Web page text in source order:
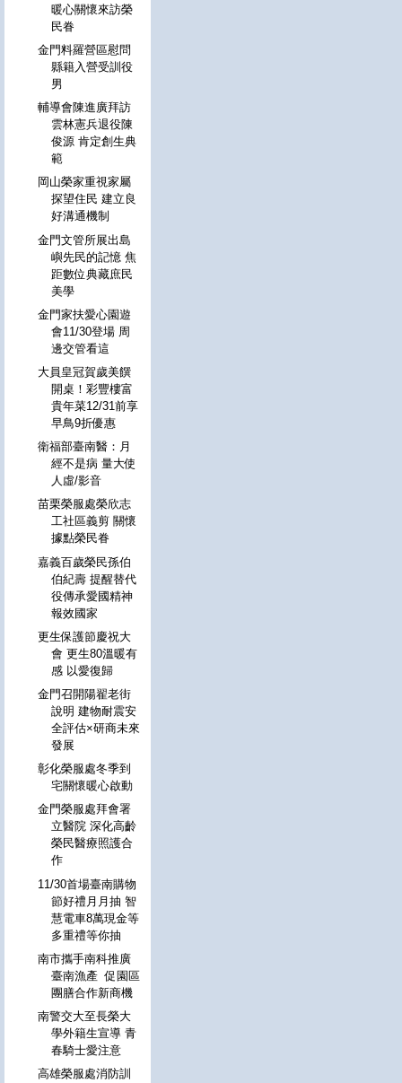
暖心關懷來訪榮
民眷
金門料羅營區慰問
縣籍入營受訓役
男
輔導會陳進廣拜訪
雲林憲兵退役陳
俊源 肯定創生典
範
岡山榮家重視家屬
探望住民 建立良
好溝通機制
金門文管所展出島
嶼先民的記憶 焦
距數位典藏庶民
美學
金門家扶愛心園遊
會11/30登場 周
邊交管看這
大員皇冠賀歲美饌
開桌！彩豐樓富
貴年菜12/31前享
早鳥9折優惠
衛福部臺南醫：月
經不是病 量大使
人虛/影音
苗栗榮服處榮欣志
工社區義剪 關懷
據點榮民眷
嘉義百歲榮民孫伯
伯紀壽 提醒替代
役傳承愛國精神
報效國家
更生保護節慶祝大
會 更生80溫暖有
感 以愛復歸
金門召開陽翟老街
說明 建物耐震安
全評估×研商未來
發展
彰化榮服處冬季到
宅關懷暖心啟動
金門榮服處拜會署
立醫院 深化高齡
榮民醫療照護合
作
11/30首場臺南購物
節好禮月月抽 智
慧電車8萬現金等
多重禮等你抽
南市攜手南科推廣
臺南漁產 促園區
團膳合作新商機
南警交大至長榮大
學外籍生宣導 青
春騎士愛注意
高雄榮服處消防訓